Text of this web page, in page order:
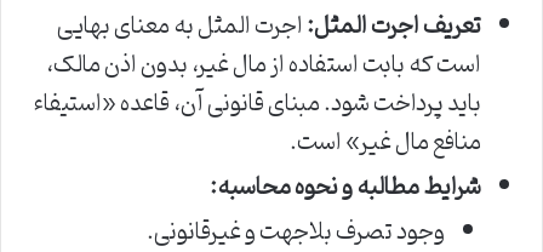
تعریف اجرت المثل:اجرت المثل به معنای بهایی
است که بابت استفاده از مال غیر، بدون اذن مالک،
باید پرداخت شود. مبنای قانونی آن، قاعده «استیفاء
منافع مال غیر» است.
شرایط مطالبه و نحوه محاسبه:
وجود تصرف بلاجهت و غیرقانونی.